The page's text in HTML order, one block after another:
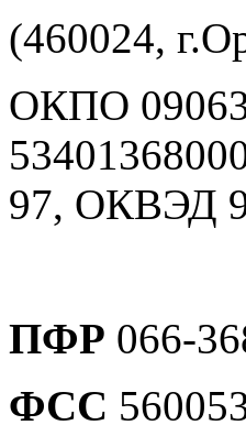
(460024,
ОКПО
97, ОКВЭД
ПФР 066-
ФСС